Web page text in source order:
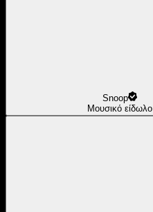
Snoop
Μουσικό είδωλο